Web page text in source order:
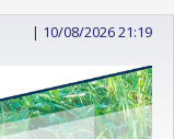
| 10/08/2026 21:19